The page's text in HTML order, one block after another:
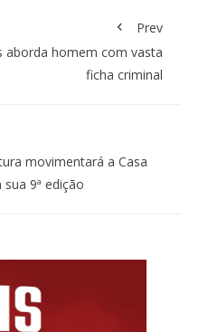
Prev
aborda homem com vasta
ficha criminal
movimentará a Casa
9ª edição